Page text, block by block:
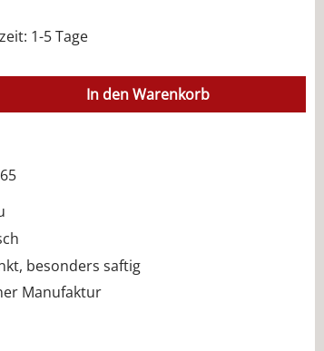
1-5 Tage
den gewünschten Wert
In den Warenkorb
besonders saftig
Manufaktur